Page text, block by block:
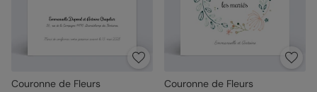
Couronne de Fleurs
Couronne de Fleurs